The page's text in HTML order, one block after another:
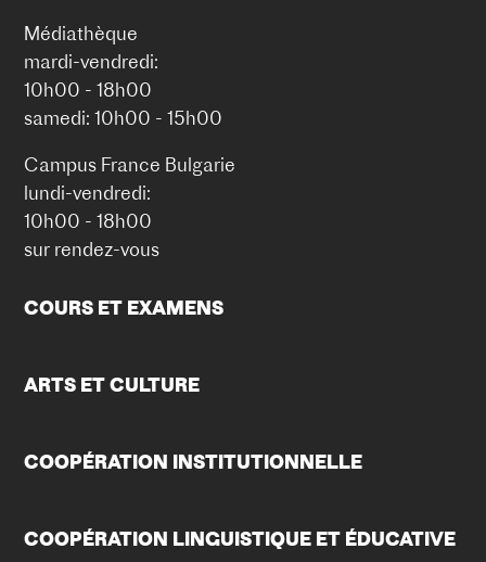
Médiathèque
mardi-vendredi:
10h00 - 18h00
samedi: 10h00 - 15h00
Campus France Bulgarie
lundi-vendredi:
10h00 - 18h00
sur rendez-vous
COURS ET EXAMENS
ARTS ET CULTURE
COOPÉRATION INSTITUTIONNELLE
COOPÉRATION LINGUISTIQUE ET ÉDUCATIVE